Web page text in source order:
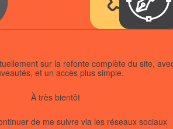
sur la refonte complète du site,
et un accès plus simple.
À très bientôt
de me suivre via les réseaux sociaux